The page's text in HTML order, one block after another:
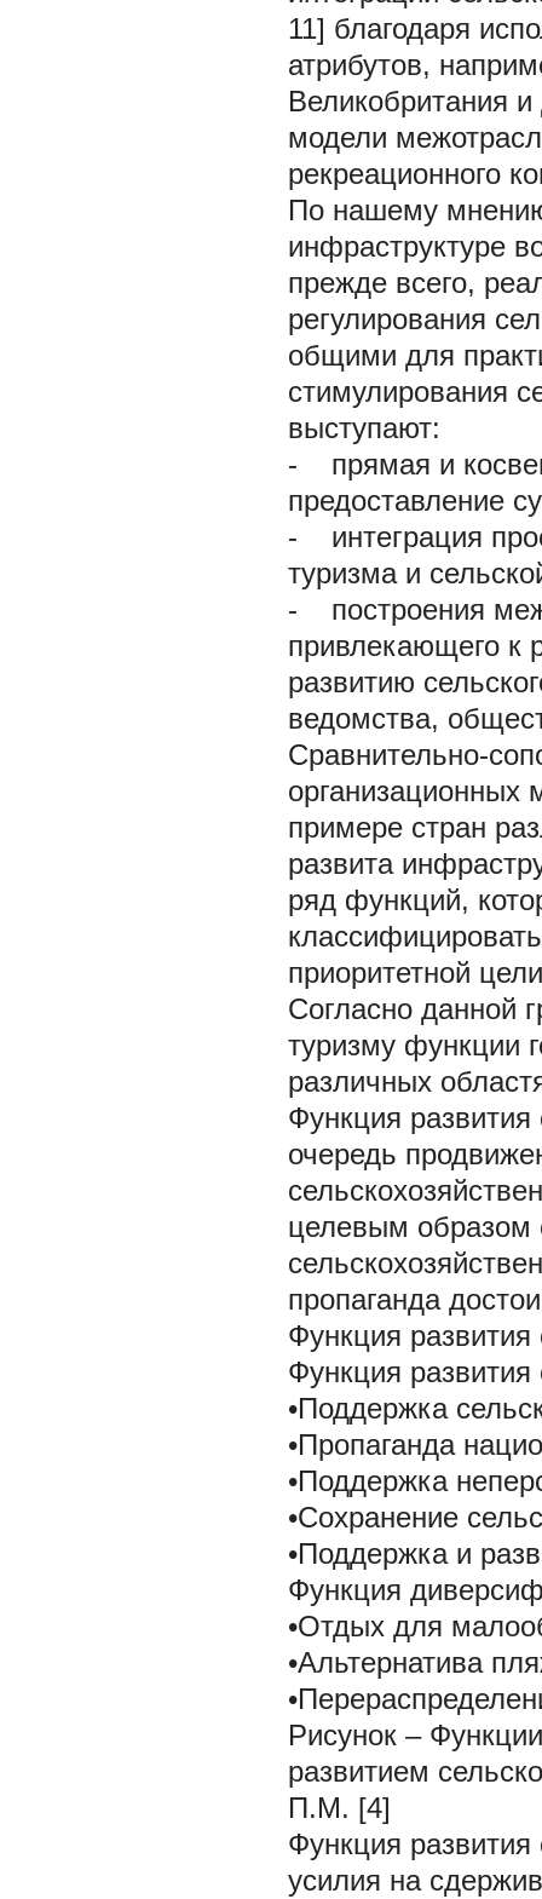
11] благодаря
атрибутов,
Великобритания
модели
рекреационного
По нашему
инфраструктуре
прежде всего,
регулирования
общими для
стимулирования
выступают:
-
прямая и
предоставление
-
интеграция
туризма и
-
построения
привлекающего к
развитию
ведомства,
Сравнительно-
организационных
примере стран
развита
ряд функций,
приоритетной
Согласно данной
туризму функции
различных
Функция развития
очередь
целевым образом
пропаганда
Функция развития
Функция развития
•Поддержка
•Пропаганда
•Поддержка
•Сохранение
•Поддержка и
Функция
•Отдых для
•Альтернатива
Рисунок –
развитием
П.М. [4]
Функция развития
усилия на